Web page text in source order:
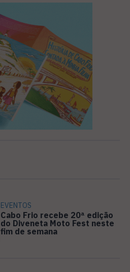
EVENTOS
Cabo Frio recebe 20ª edição
do Diveneta Moto Fest neste
fim de semana